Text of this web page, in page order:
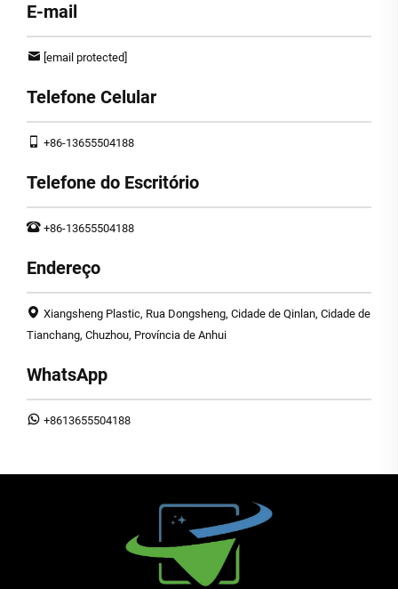
E-mail
[email protected]
Telefone Celular
+86-13655504188
Telefone do Escritório
+86-13655504188
Endereço
Xiangsheng Plastic, Rua Dongsheng, Cidade de Qinlan, Cidade de
Tianchang, Chuzhou, Província de Anhui
WhatsApp
+8613655504188